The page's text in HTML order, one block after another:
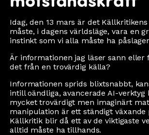
Idag, den 13 mars är det
måste, i dagens världsläge, vara en
instinkt som vi alla måste ha
Är informationen jag läser sann eller
det från en trovärdig källa?
Informationen sprids blixtsnabbt,
intill oändliga, avancerade AI-verktyg
mycket trovärdigt men imaginärt
manipulation är ett ständigt växande
Källkritik blir då ett av de viktigaste
alltid måste ha tillhands.